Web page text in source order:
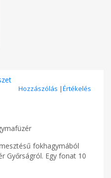
Hozzászólás |Értékelés
fokhagymából
Győrságról. Egy fonat 10